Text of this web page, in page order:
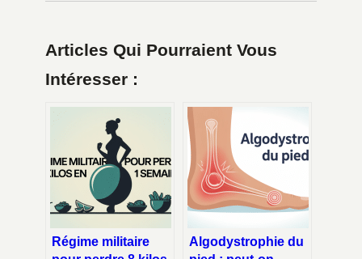
Articles Qui Pourraient Vous
Intéresser :
Régime militaire
Algodystrophie du